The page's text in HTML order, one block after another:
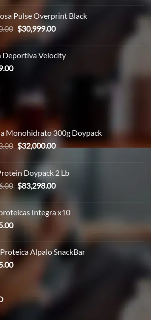
original
era:
$66,000.00.
es:
$59,999.00.
Pulse Overprint Black
El
precio
original
era:
$30,999.00El
actual
es:
Deportiva Velocity
Monohidrato 300g Doypack
El
original
era:
$43,183.00.
$32,000.00El
es:
$32,000.00.
Doypack 2 Lb
El
precio
era:
$86,366.00.
$83,298.00El
es:
$83,298.00.
Integra x10
Alpalo SnackBar